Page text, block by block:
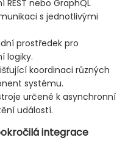
nebo GraphQL
s jednotlivými
prostředek pro
logiky.
koordinaci různých
systému.
určené k asynchronní
událostí.
integrace